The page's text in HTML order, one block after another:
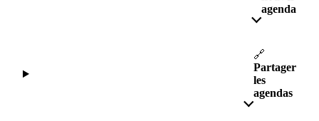
agenda
🔗
Partager
les
agendas